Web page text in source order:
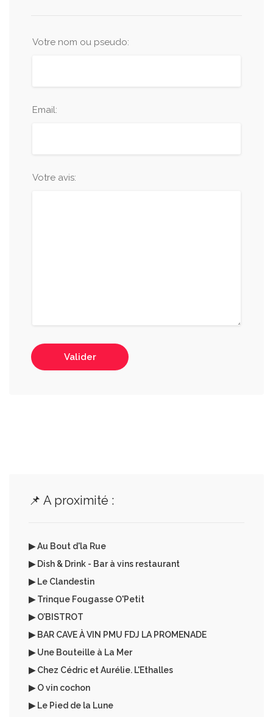
Votre nom ou pseudo:
Email:
Votre avis:
Valider
📌 A proximité :
▶ Au Bout d'la Rue
▶ Dish & Drink - Bar à vins restaurant
▶ Le Clandestin
▶ Trinque Fougasse O'Petit
▶ O’BISTROT
▶ BAR CAVE À VIN PMU FDJ LA PROMENADE
▶ Une Bouteille à La Mer
▶ Chez Cédric et Aurélie. L'Ethalles
▶ O vin cochon
▶ Le Pied de la Lune